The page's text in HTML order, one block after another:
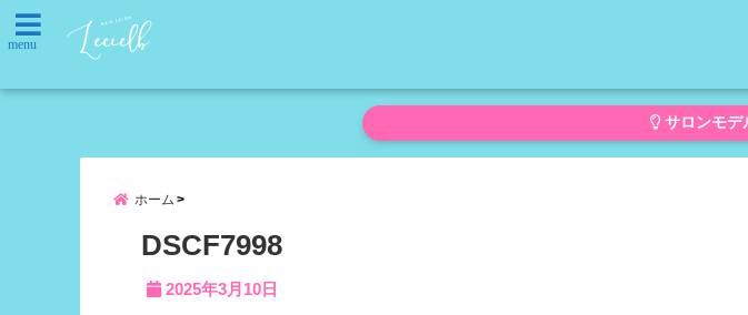
menu
サロンモデ
ホーム
DSCF7998
2025年3月10日